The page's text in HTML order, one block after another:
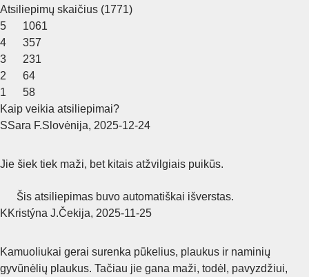
Atsiliepimų skaičius (1771)
5
1061
4
357
3
231
2
64
1
58
Kaip veikia atsiliepimai?
SSara F.Slovėnija, 2025‑12‑24
Jie šiek tiek maži, bet kitais atžvilgiais puikūs.
Šis atsiliepimas buvo automatiškai išverstas.
KKristýna J.Čekija, 2025‑11‑25
Kamuoliukai gerai surenka pūkelius, plaukus ir naminių
gyvūnėlių plaukus. Tačiau jie gana maži, todėl, pavyzdžiui,